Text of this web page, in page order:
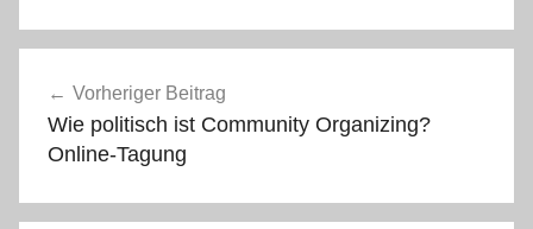
Vorheriger Beitrag
Wie politisch ist Community Organizing?
Online-Tagung